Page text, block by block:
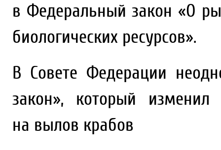
в Федеральный закон «О
биологических ресурсов».
В Совете Федерации
закон», который изменил
на вылов крабов